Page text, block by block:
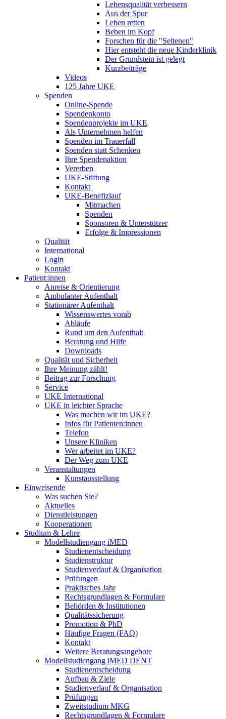
Lebensqualität verbessern
Aus der Spur
Leben retten
Beben im Kopf
Forschen für die "Seltenen"
Hier entsteht die neue Kinderklinik
Der Grundstein ist gelegt
Kurzbeiträge
Videos
125 Jahre UKE
Spenden
Online-Spende
Spendenkonto
Spendenprojekte im UKE
Als Unternehmen helfen
Spenden im Trauerfall
Spenden statt Schenken
Ihre Spendenaktion
Vererben
UKE-Stiftung
Kontakt
UKE-Benefizlauf
Mitmachen
Spenden
Sponsoren & Unterstützer
Erfolge & Impressionen
Qualität
International
Login
Kontakt
Patient:innen
Anreise & Orientierung
Ambulanter Aufenthalt
Stationärer Aufenthalt
Wissenswertes vorab
Abläufe
Rund um den Aufenthalt
Beratung und Hilfe
Downloads
Qualität und Sicherheit
Ihre Meinung zählt!
Beitrag zur Forschung
Service
UKE International
UKE in leichter Sprache
Was machen wir im UKE?
Infos für Patienten:innen
Telefon
Unsere Kliniken
Wer arbeitet im UKE?
Der Weg zum UKE
Veranstaltungen
Kunstausstellung
Einweisende
Was suchen Sie?
Aktuelles
Dienstleistungen
Kooperationen
Studium & Lehre
Modellstudiengang iMED
Studienentscheidung
Studienstruktur
Studienverlauf & Organisation
Prüfungen
Praktisches Jahr
Rechtsgrundlagen & Formulare
Behörden & Institutionen
Qualitätssicherung
Promotion & PhD
Häufige Fragen (FAQ)
Kontakt
Weitere Beratungsangebote
Modellstudiengang iMED DENT
Studienentscheidung
Aufbau & Ziele
Studienverlauf & Organisation
Prüfungen
Zweitstudium MKG
Rechtsgrundlagen & Formulare